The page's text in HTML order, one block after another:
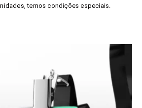
temos condições especiais.